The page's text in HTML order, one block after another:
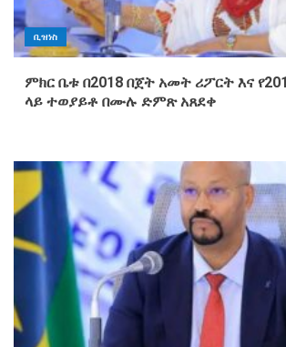
ቢዝነስ
ምክር ቤቱ በ2018 በጀት አመት ሪፖርት እና
ላይ ተወያይቶ በሙሉ ድምጽ አጸደቀ